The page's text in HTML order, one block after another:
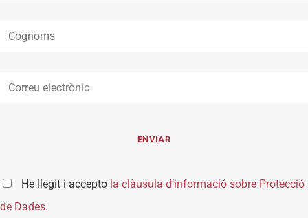
He llegit i accepto la clàusula d’informació sobre Protecció
de Dades.